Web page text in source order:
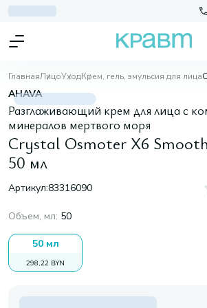
ГлавнаяЛицоУходКрем, гель, эмульсия для лица
AHAVA
Разглаживающий крем для лица с
минералов мертвого моря
Crystal Osmoter X6
50 мл
Артикул:83316090
Объем, мл: 50
50 мл
298,22 BYN